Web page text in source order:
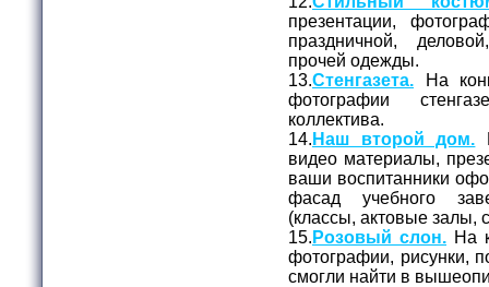
презентации,
праздничной,
прочей одежды.
13.Стенгазета. На
фотографии
коллектива.
14. Наш второй дом.
видео материалы,
ваши воспитанники
фасад учебного
(классы, актовые залы,
15. Розовый слон. На
фотографии, рисунки,
смогли найти в